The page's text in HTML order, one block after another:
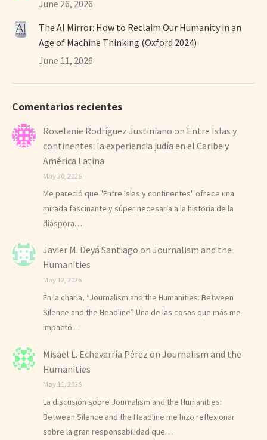
June 26, 2026
The AI Mirror: How to Reclaim Our Humanity in an
Age of Machine Thinking (Oxford 2024)
June 11, 2026
Comentarios recientes
Roselanie Rodríguez Justiniano on Entre Islas y
continentes: la experiencia judía en el Caribe y
América Latina
May 30, 2026
Me pareció que "Entre Islas y continentes" ofrece una
mirada fascinante y súper necesaria a la historia de la
diáspora…
Javier M. Deyá Santiago on Journalism and the
Humanities
May 12, 2026
En la charla, “Journalism and the Humanities: Between
Silence and the Headline” Una de las cosas que más me
impactó…
Misael L. Echevarría Pérez on Journalism and the
Humanities
May 11, 2026
La discusión sobre Journalism and the Humanities:
Between Silence and the Headline me hizo reflexionar
sobre la gran responsabilidad que…